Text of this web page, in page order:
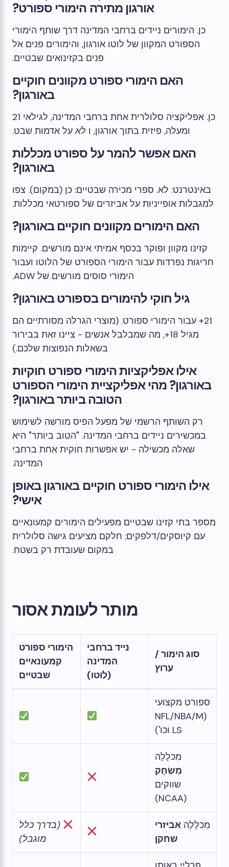
אורגון מתירה הימורי ספורט?
כן. הימורים ניידים ברחבי המדינה דרך שותף הימורי
הספורט המקוון של לוטו אורגון, והימורים פנים אל
פנים בקזינואים שבטיים.
האם הימורי ספורט מקוונים חוקיים
באורגון?
כן. אפליקציה סלולרית אחת ברחבי המדינה, לגילאי 21
ומעלה, פיזית בתוך אורגון, ו לֹאעל אדמות שבט.
האם אפשר להמר על ספורט מכללות
באורגון?
באינטרנט: לא. ספרי מכירה שבטיים: כן (במקום). צפו
למגבלות אופייניות על אביזרים של ספורטאי מכללות.
האם הימורים מקוונים חוקיים באורגון?
קזינו מקוון ופוקר בכסף אמיתי אינם מורשים. קיימות
חריגות נפרדות עבור הימורי הספורט של הלוטו ועבור
הימורי סוסים מורשים של ADW.
גיל חוקי להימורים בספורט באורגון?
21+ עבור הימורי ספורט. (מוצרי הגרלה מסורתיים הם
מגיל 18+, מה שמבלבל אנשים - ציינו זאת בבירור
בשאלות הנפוצות שלכם.)
אילו אפליקציות הימורי ספורט חוקיות
באורגון? מהי אפליקציית הימורי הספורט
הטובה ביותר באורגון?
רק השותף הרשמי של מפעל הפיס מורשה לשימוש
במכשירים ניידים ברחבי המדינה. "הטוב ביותר" היא
שאלה מכשילה - יש אפשרות חוקית אחת ברחבי
המדינה.
אילו הימורי ספורט חוקיים באורגון באופן
אישי?
מספר בתי קזינו שבטיים מפעילים הימורים קמעונאיים
עם קיוסקים/דלפקים; חלקם מציעים גישה סלולרית
במקום שעובדת רק בשטח.
מותר לעומת אסור
סוג הימור /
ערוץ
נייד ברחבי
המדינה
(לוטו)
הימורי ספורט
קמעונאיים
שבטיים
ספורט מקצועי
(NFL/NBA/M
LS וכו')
מִכלָלָה
מִשְׂחָק
שווקים
(NCAA)
מִכלָלָה אביזרי
שחקן
(בדרך כלל
מוגבל)